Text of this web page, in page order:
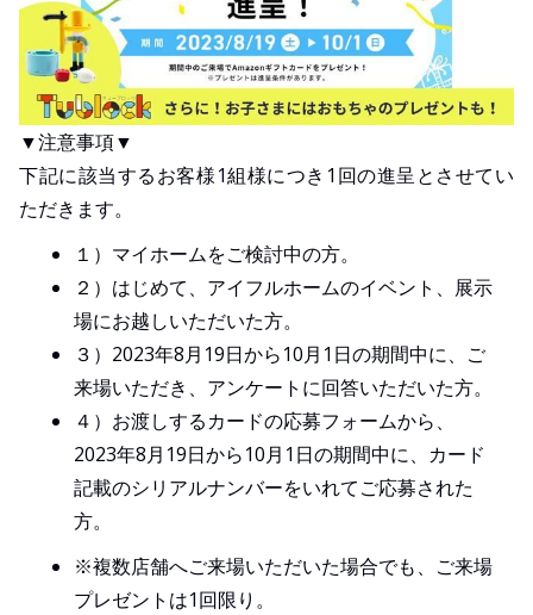
▼注意事項▼
下記に該当するお客様1組様につき1回の進呈とさせてい
ただきます。
１）マイホームをご検討中の方。​
２）はじめて、アイフルホームのイベント、展示
場にお越しいただいた方。​
３）2023年8月19日から10月1日の期間中に、ご
来場いただき、アンケートに回答いただいた方。
４）お渡しするカードの応募フォームから、
2023年8月19日から10月1日の期間中に、カード
記載のシリアルナンバーをいれてご応募された
方。
※複数店舗へご来場いただいた場合でも、ご来場
プレゼントは1回限り。